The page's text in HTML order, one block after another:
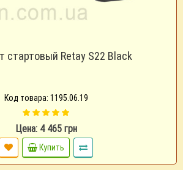
стартовый Retay S22 Black
Код товара: 1195.06.19
Цена: 4 465 грн
Купить